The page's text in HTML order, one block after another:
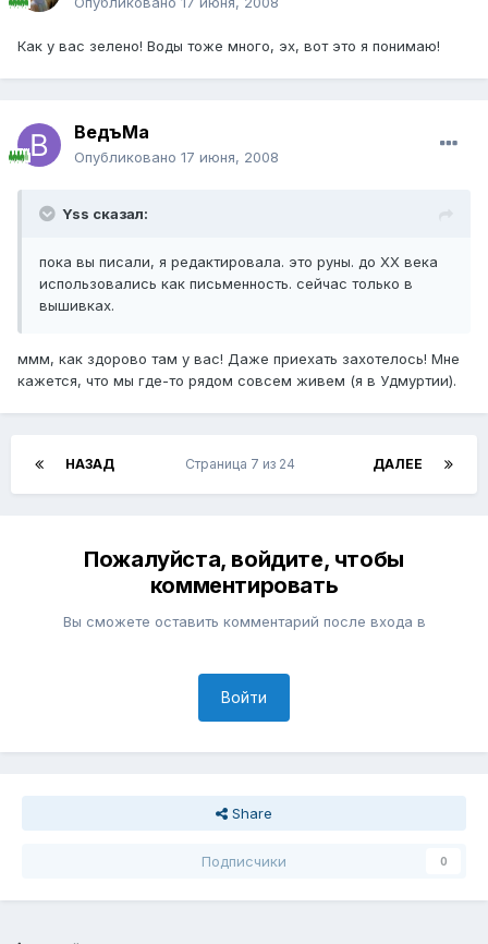
Как у вас зелено! Воды тоже много, эх, вот это я понимаю!
ВедъМа
Опубликовано 17 июня, 2008
Yss сказал:
пока вы писали, я редактировала. это руны. до ХХ века
использовались как письменность. сейчас только в
вышивках.
ммм, как здорово там у вас! Даже приехать захотелось! Мне
кажется, что мы где-то рядом совсем живем (я в Удмуртии).
НАЗАД ДАЛЕЕ
Страница 7 из 24
Пожалуйста, войдите, чтобы
комментировать
Вы сможете оставить комментарий после входа в
Войти
Share
Подписчики 0